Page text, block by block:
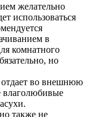
желательно
использоваться
в
комнатного
но
отдает во внешнюю
влаголюбивые
также не